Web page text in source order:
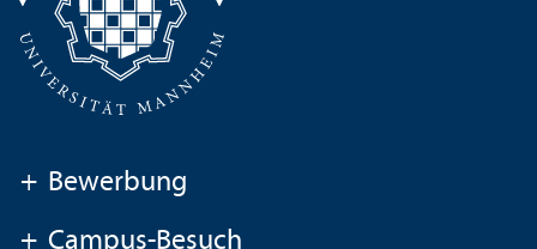
+ Bewerbung
+ Campus-Besuch